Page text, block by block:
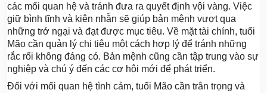
các mối quan hệ và tránh đưa ra quyết định vội vàng. Việc
giữ bình tĩnh và kiên nhẫn sẽ giúp bản mệnh vượt qua
những trở ngại và đạt được mục tiêu. Về mặt tài chính, tuổi
Mão cần quản lý chi tiêu một cách hợp lý để tránh những
rắc rối không đáng có. Bản mệnh cũng cần tập trung vào sự
nghiệp và chú ý đến các cơ hội mới để phát triển.
Đối với mối quan hệ tình cảm, tuổi Mão cần trân trọng và